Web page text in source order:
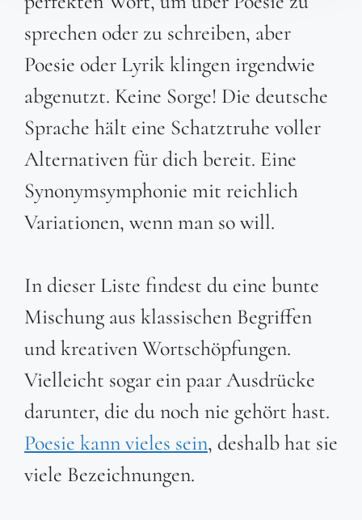
sprechen oder zu schreiben, aber
Poesie oder Lyrik klingen irgendwie
abgenutzt. Keine Sorge! Die deutsche
Sprache hält eine Schatztruhe voller
Alternativen für dich bereit. Eine
Synonymsymphonie mit reichlich
Variationen, wenn man so will.
In dieser Liste findest du eine bunte
Mischung aus klassischen Begriffen
und kreativen Wortschöpfungen.
Vielleicht sogar ein paar Ausdrücke
darunter, die du noch nie gehört hast.
Poesie kann vieles sein, deshalb hat sie
viele Bezeichnungen.